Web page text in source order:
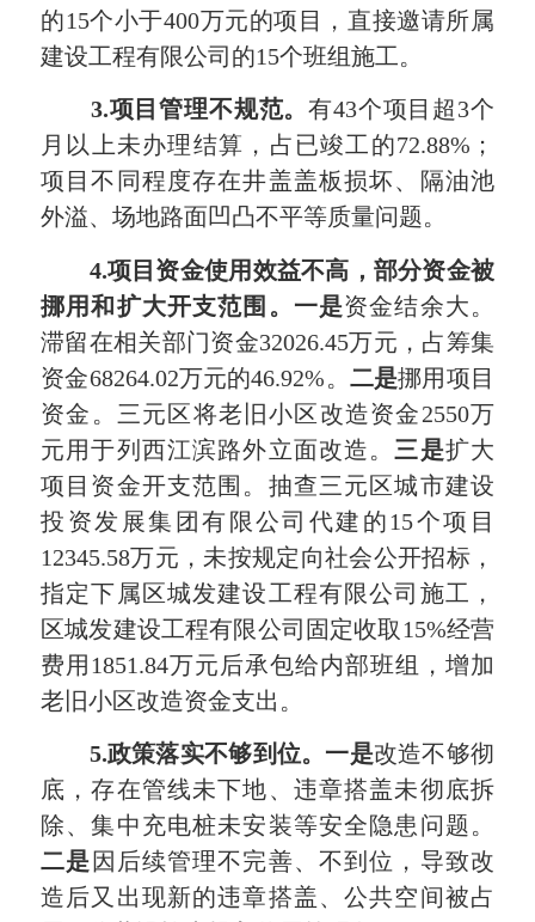
的15个小于400万元的项目，直接邀请所属
建设工程有限公司的15个班组施工。
3.项目管理不规范。有43个项目超3个
月以上未办理结算，占已竣工的72.88%；
项目不同程度存在井盖盖板损坏、隔油池
外溢、场地路面凹凸不平等质量问题。
4.项目资金使用效益不高，部分资金被
挪用和扩大开支范围。 一是资金结余大。
滞留在相关部门资金32026.45万元，占筹集
资金68264.02万元的46.92%。 二是挪用项目
资金。三元区将老旧小区改造资金2550万
元用于列西江滨路外立面改造。 三是扩大
项目资金开支范围。抽查三元区城市建设
投资发展集团有限公司代建的15个项目
12345.58万元，未按规定向社会公开招标，
指定下属区城发建设工程有限公司施工，
区城发建设工程有限公司固定收取15%经营
费用1851.84万元后承包给内部班组，增加
老旧小区改造资金支出。
5.政策落实不够到位。一是改造不够彻
底，存在管线未下地、违章搭盖未彻底拆
除、集中充电桩未安装等安全隐患问题。
二是 因后续管理不完善、不到位，导致改
造后又出现新的违章搭盖、公共空间被占